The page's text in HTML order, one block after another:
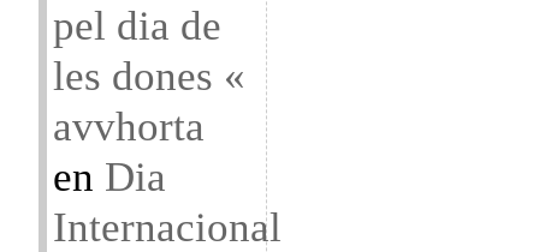
pel dia de
les dones «
avvhorta
en Dia
Internacional